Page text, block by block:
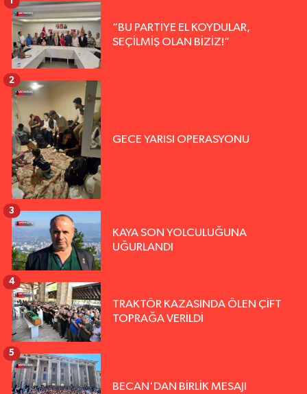
“BU PARTİYE EL KOYDULAR,
SEÇİLMİŞ OLAN BİZİZ!”
GECE YARISI OPERASYONU
2
KAYA SON YOLCULUĞUNA
UĞURLANDI
3
TRAKTÖR KAZASINDA ÖLEN ÇİFT
TOPRAĞA VERİLDİ
4
BECAN'DAN BİRLİK MESAJI
5